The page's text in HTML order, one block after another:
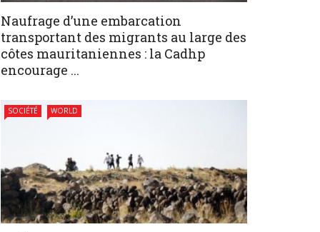
Naufrage d’une embarcation
transportant des migrants au large des
côtes mauritaniennes : la Cadhp
encourage ...
SOCIÉTÉ WORLD